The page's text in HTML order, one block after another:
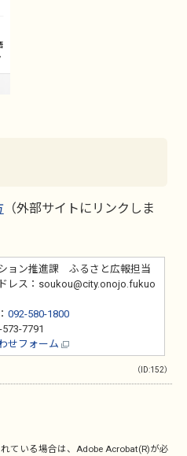
（外部サイトにリンクしま
ョン推進課 ふるさと広報担当
レス：soukou@city.onojo.fukuo
092-580-1800
7791
せフォーム
（ID:152）
ている場合は、Adobe Acrobat(R)が必